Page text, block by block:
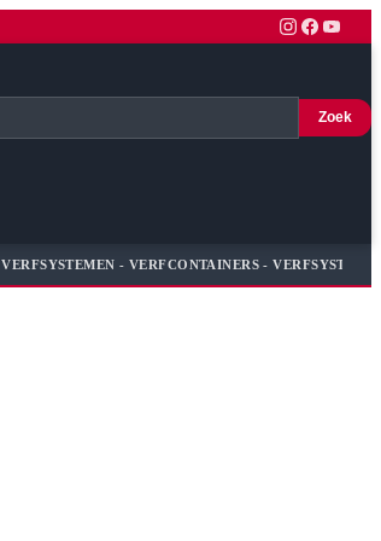
Zoek
VERFSYSTEMEN - VERFCONTAINERS -